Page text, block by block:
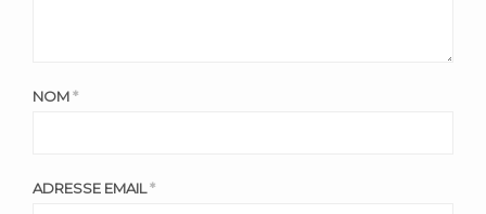
NOM*
ADRESSE EMAIL*